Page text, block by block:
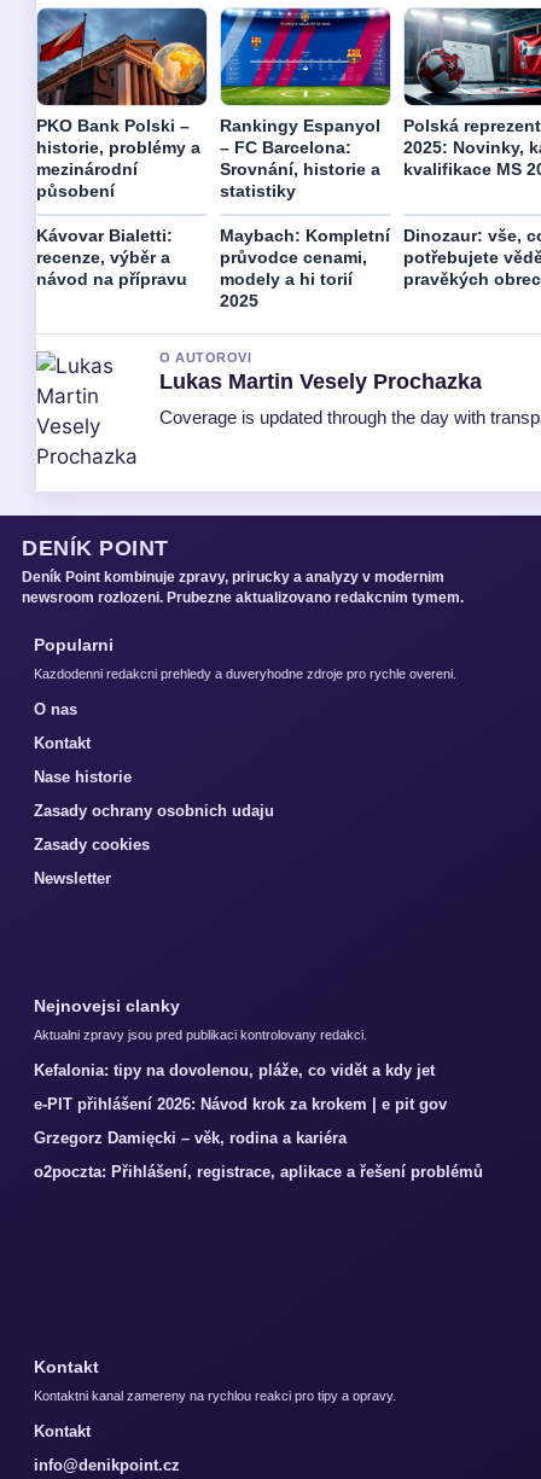
PKO Bank Polski –
historie, problémy a
mezinárodní
působení
Rankingy Espanyol
– FC Barcelona:
Srovnání, historie a
statistiky
Polská
2025: Novinky,
kvalifikace MS
Kávovar Bialetti:
recenze, výběr a
návod na přípravu
Maybach: Kompletní
průvodce cenami,
modely a hi torií
2025
Dinozaur: vše,
potřebujete
pravěkých
O AUTOROVI
Lukas Martin Vesely Prochazka
Coverage is updated through the day with
DENÍK POINT
Deník Point kombinuje zpravy, prirucky a analyzy v modernim
newsroom rozlozeni. Prubezne aktualizovano redakcnim tymem.
Popularni
Kazdodenni redakcni prehledy a duveryhodne zdroje pro rychle overeni.
O nas
Kontakt
Nase historie
Zasady ochrany osobnich udaju
Zasady cookies
Newsletter
Nejnovejsi clanky
Aktualni zpravy jsou pred publikaci kontrolovany redakci.
Kefalonia: tipy na dovolenou, pláže, co vidět a kdy jet
e-PIT přihlášení 2026: Návod krok za krokem | e pit gov
Grzegorz Damięcki – věk, rodina a kariéra
o2poczta: Přihlášení, registrace, aplikace a řešení problémů
Kontakt
Kontaktni kanal zamereny na rychlou reakci pro tipy a opravy.
Kontakt
info@denikpoint.cz